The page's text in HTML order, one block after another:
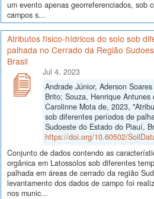
um evento apenas georreferenciados, sob
campos s...
Atributos físico-hídricos do solo sob
palhada no Cerrado da Região
Brasil
Jul 4, 2023
Andrade Júnior, Aderson
Brito; Souza, Henrique
Carolinne Mota de, 2023,
sob diferentes períodos de
Sudoeste do Estado do Piauí,
https://doi.org/10.60502/
Conjunto de dados contendo as
orgânica em Latossolos sob diferentes
palhada em áreas de cerrado da região
levantamento dos dados de campo foi
nos munic...